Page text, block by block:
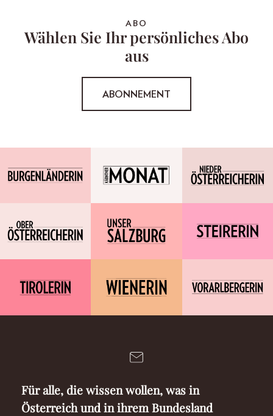
ABO
Wählen Sie Ihr persönliches Abo
aus
ABONNEMENT
Für alle, die wissen wollen, was in
Österreich und in ihrem Bundesland